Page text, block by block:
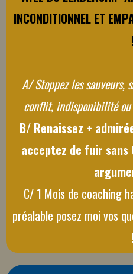
INCONDITIONNEL ET
A/ Stoppez les sauveurs,
conflit, indisponibilité
B/ Renaissez +
acceptez de fuir
C/ 1 Mois de coaching
préalable posez moi vos
!